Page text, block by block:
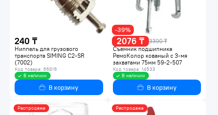
240 ₸
Ниппель для грузового
транспорта SIMING C2-SR
(7002)
Код товара: 66816
В наличии
В корзину
2076 ₸ 3390 ₸
-39%
Съемник подшипника
РемоКолор кованый с 3-мя
захватами 75мм 59-2-507
Код товара: 14533
В наличии
В корзину
Распродажа Распродажа